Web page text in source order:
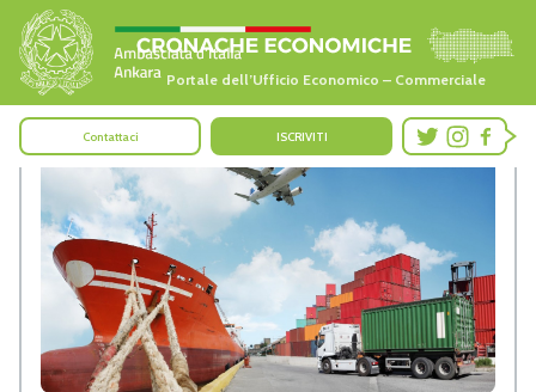
Portale dell’Ufficio Economico – Commerciale
Contattaci ISCRIVITI